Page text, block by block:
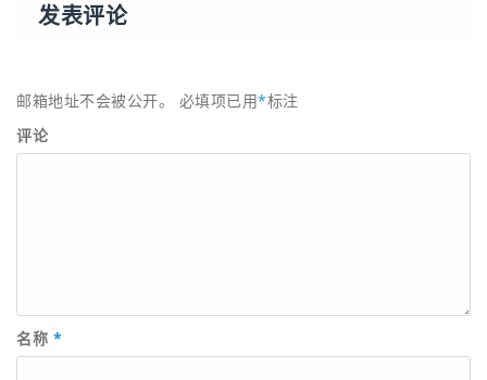
发表评论
邮箱地址不会被公开。 必填项已用*标注
评论
名称 *